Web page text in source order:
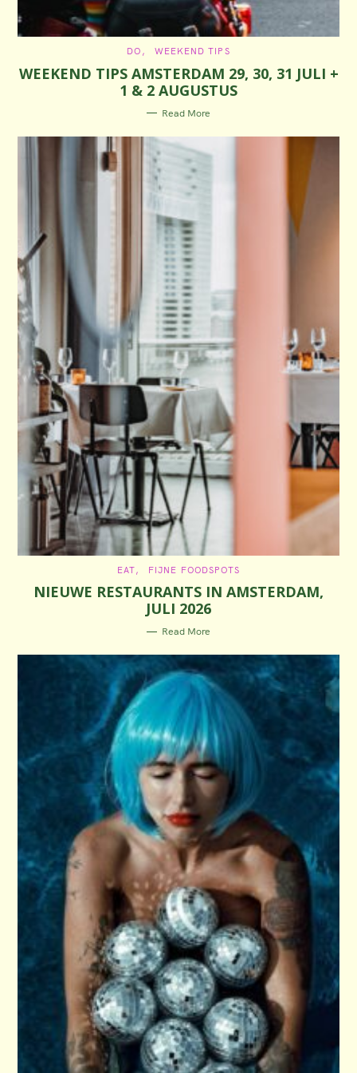
C
T
E
G
O
R
I
DO WEEKEND TIPS
WEEKEND TIPS AMSTERDAM 29, 30, 31 JULI +
1 & 2 AUGUSTUS
Read More
C
T
E
G
O
R
I
S
EAT FIJNE FOODSPOTS
NIEUWE RESTAURANTS IN AMSTERDAM,
JULI 2026
Read More